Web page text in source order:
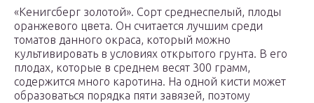
«Кенигсберг золотой». Сорт среднеспелый, плоды
оранжевого цвета. Он считается лучшим среди
томатов данного окраса, который можно
культивировать в условиях открытого грунта. В его
плодах, которые в среднем весят 300 грамм,
содержится много каротина. На одной кисти может
образоваться порядка пяти завязей, поэтому